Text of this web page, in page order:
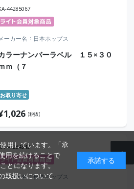
44285067
ーカー名 日本ホップス
ラーナンバーラベル １５×３０
ｍ（７
お取り寄せ
1,026 (税抜)
44284343
ーカー名 日本ホップス
用しています。「承
用を続けることで
とになります。
取扱いについて
承諾する